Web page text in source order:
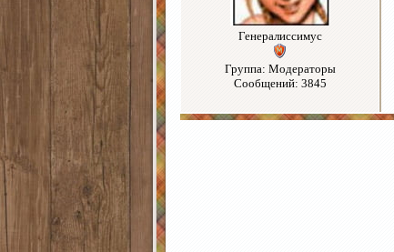
Генералиссимус
Группа: Модераторы
Сообщений: 3845